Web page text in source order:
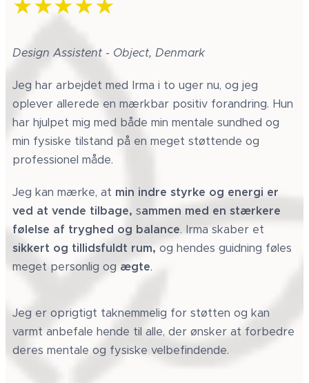
★★★★★
Design Assistent - Object, Denmark
Jeg har arbejdet med Irma i to uger nu, og jeg
oplever allerede en mærkbar positiv forandring. Hun
har hjulpet mig med både min mentale sundhed og
min fysiske tilstand på en meget støttende og
professionel måde.
Jeg kan mærke, at min indre styrke og energi er
ved at vende tilbage, sammen med en stærkere
følelse af tryghed og balance. Irma skaber et
sikkert og tillidsfuldt rum, og hendes guidning føles
meget personlig og ægte.
Jeg er oprigtigt taknemmelig for støtten og kan
varmt anbefale hende til alle, der ønsker at forbedre
deres mentale og fysiske velbefindende.